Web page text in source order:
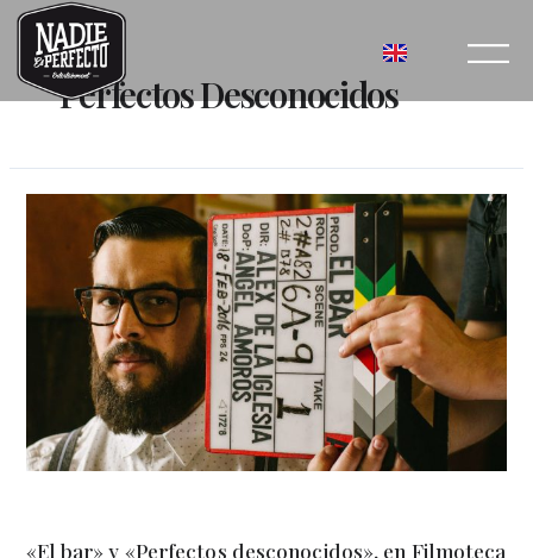
Perfectos Desconocidos
«El bar» y «Perfectos desconocidos», en Filmoteca